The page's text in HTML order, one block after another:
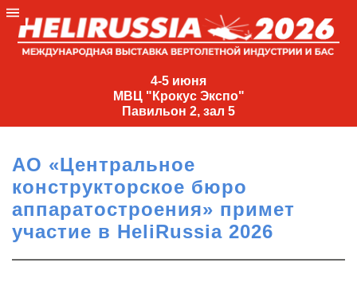
4-5 июня
МВЦ "Крокус Экспо"
Павильон 2, зал 5
4-
МВЦ
Экспо"
Павильон
2,
зал
5
АО «Центральное
конструкторское бюро
аппаратостроения» примет
участие в HeliRussia 2026